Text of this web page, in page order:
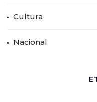
Cultura
Nacional